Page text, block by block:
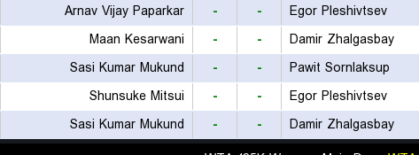
Egor Pleshivtsev
-
-
Arnav Vijay Paparkar
Damir Zhalgasbay
-
-
Maan Kesarwani
Pawit Sornlaksup
-
-
Sasi Kumar Mukund
Egor Pleshivtsev
-
-
Shunsuke Mitsui
Damir Zhalgasbay
-
-
Sasi Kumar Mukund